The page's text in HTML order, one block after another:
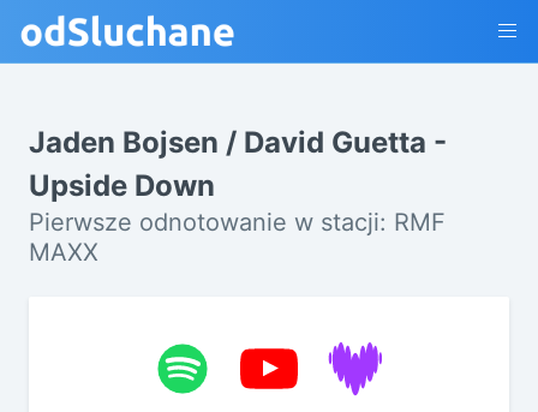
Jaden Bojsen / David Guetta -
Upside Down
Pierwsze odnotowanie w stacji: RMF
MAXX